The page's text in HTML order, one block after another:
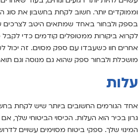
וממוקדים יותר. חשוב לקחת בחשבון את סוג
בספק ולבחור באחד שמתאים היטב לצרכים
לקרוא ביקורות ממטופלים קודמים כדי
אחרים חוו כשעבדו עם ספק מסוים. זה יכול
מושכלת ולבחור ספק שהוא גם מנוסה וגם
עלות
אחד הגורמים החשובים ביותר שיש לקחת
גרון בכיר הוא העלות. הכיסוי הביטוחי שלך,
המינוי שלך. ספקי ביטוח מסוימים עשויים